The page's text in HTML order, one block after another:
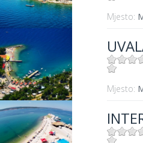
Mjesto:
Mjesto: